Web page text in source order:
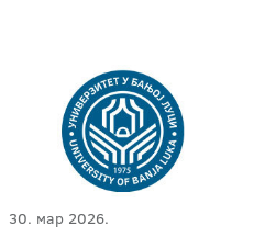
30. мар 2026.